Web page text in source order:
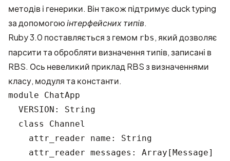
методів і генерики. Він також підтримує duck typing
за допомогоюінтерфейсних типів.
Ruby 3.0 поставляється з гемом rbs , який дозволяє
парсити та обробляти визначення типів, записані в
RBS. Ось невеликий приклад RBS з визначеннями
класу, модуля та константи.
module ChatApp
  VERSION: String
  class Channel
    attr_reader name: String
    attr_reader messages: Array[Message]